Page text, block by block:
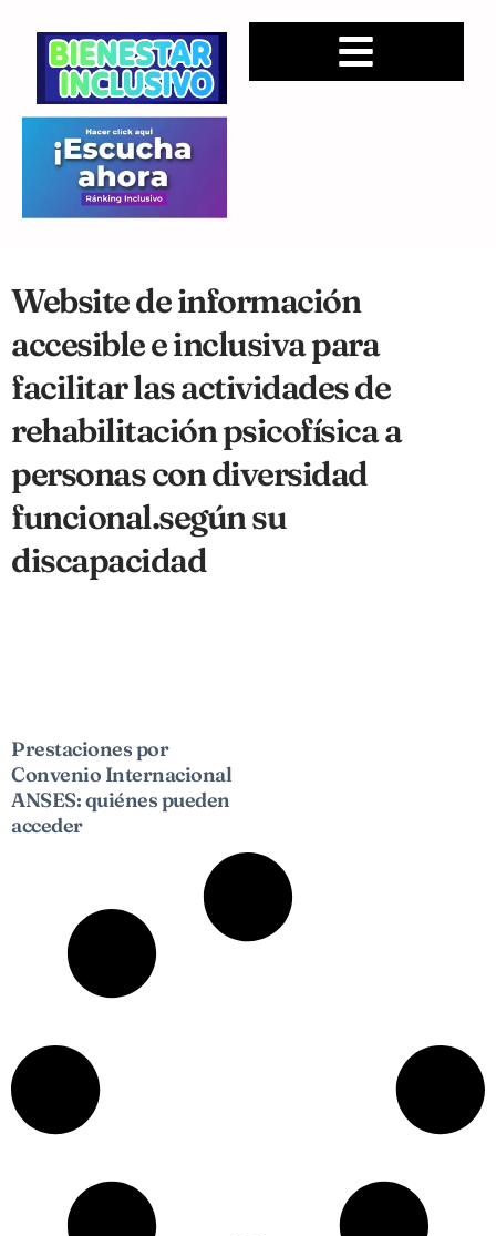
Website de información
accesible e inclusiva para
facilitar las actividades de
rehabilitación psicofísica a
personas con diversidad
funcional.según su
discapacidad
Prestaciones por
Convenio Internacional
ANSES: quiénes pueden
acceder